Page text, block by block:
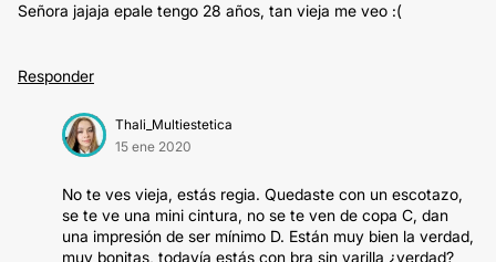
Señora jajaja epale tengo 28 años, tan vieja me veo :(
Responder
Thali_Multiestetica
15 ene 2020
No te ves vieja, estás regia. Quedaste con un escotazo,
se te ve una mini cintura, no se te ven de copa C, dan
una impresión de ser mínimo D. Están muy bien la verdad,
muy bonitas, todavía estás con bra sin varilla ¿verdad?